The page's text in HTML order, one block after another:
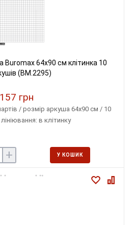
Buromax 64х90 см клітинка 10
(BM.2295)
157 грн
/ розмір аркуша 64х90 см / 10
в клітинку
+ У КОШИК